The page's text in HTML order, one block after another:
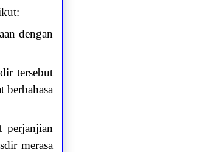
dengan
tersebut
berbahasa
perjanjian
merasa